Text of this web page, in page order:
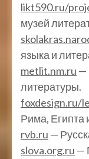
likt590.ru/
музей
языка и
metlit.nm.ru —
литературы.
foxdesign.ru/
Рима, Египта
rvb.ru —
slova.org.ru —